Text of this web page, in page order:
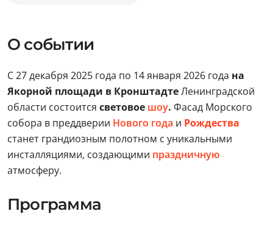
О событии
С 27 декабря 2025 года по 14 января 2026 года на
Якорной площади в КронштадтеЛенинградской
области состоится световое шоу. Фасад Морского
собора в преддверии Нового года и Рождества
станет грандиозным полотном с уникальными
инсталляциями, создающими праздничную
атмосферу.
Программа